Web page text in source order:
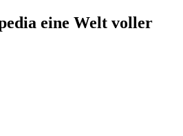
eine Welt voller